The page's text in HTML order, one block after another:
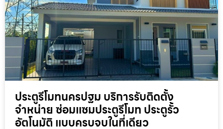
ประตูรีโมทนครปฐม บริการรับติดตั้ง
จำหน่าย ซ่อมแซมประตูรีโมท ประตูรั้ว
อัตโนมัติ แบบครบจบในที่เดียว